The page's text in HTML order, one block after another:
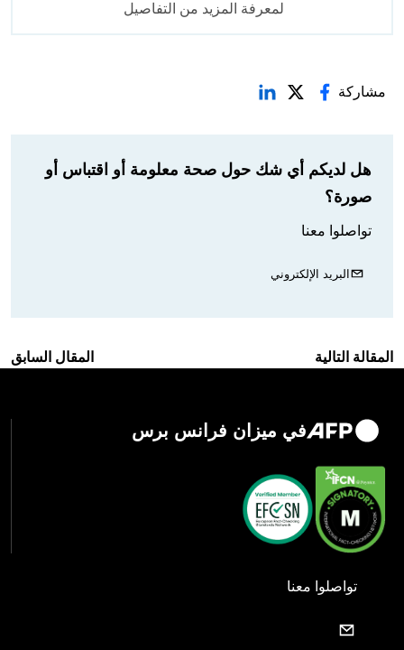
لمعرفة المزيد من التفاصيل
مشاركة
هل لديكم أي شك حول صحة معلومة أو اقتباس أو
صورة؟
تواصلوا معنا
البريد الإلكتروني
المقالة التالية المقال السابق
في ميزان فرانس برس
تواصلوا معنا